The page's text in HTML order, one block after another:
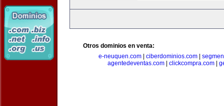
Otros dominios en venta:
e-neuquen.com
ciberdominios.com
agentedeventas.com| clickcompra.com|